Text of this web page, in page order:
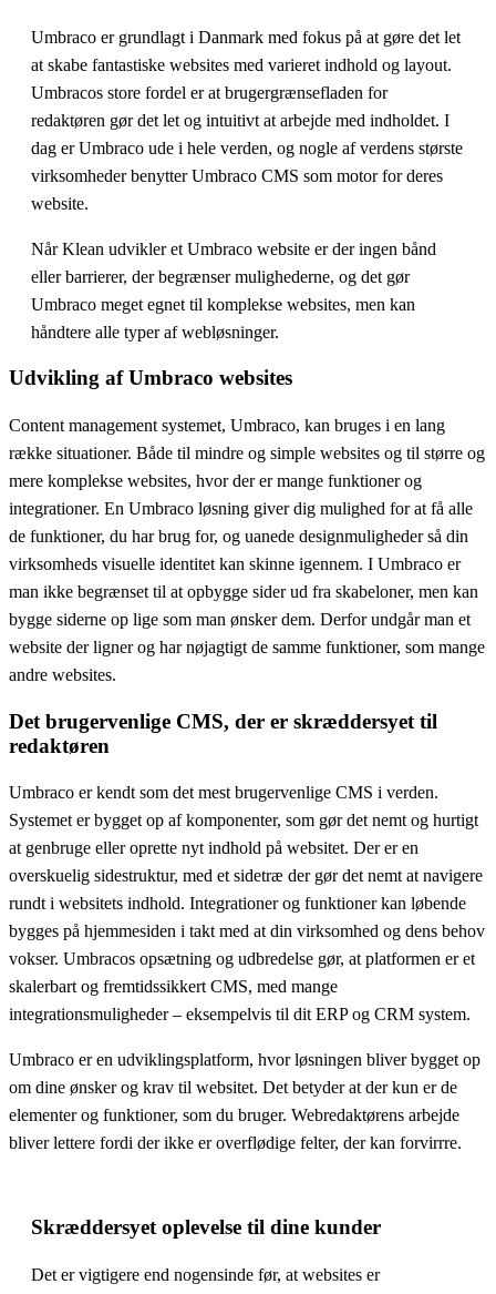
Umbraco er grundlagt i Danmark med fokus på at gøre det let
at skabe fantastiske websites med varieret indhold og layout.
Umbracos store fordel er at brugergrænsefladen for
redaktøren gør det let og intuitivt at arbejde med indholdet. I
dag er Umbraco ude i hele verden, og nogle af verdens største
virksomheder benytter Umbraco CMS som motor for deres
website.
Når Klean udvikler et Umbraco website er der ingen bånd
eller barrierer, der begrænser mulighederne, og det gør
Umbraco meget egnet til komplekse websites, men kan
håndtere alle typer af webløsninger.
Udvikling af Umbraco websites
Content management systemet, Umbraco, kan bruges i en lang
række situationer. Både til mindre og simple websites og til større og
mere komplekse websites, hvor der er mange funktioner og
integrationer. En Umbraco løsning giver dig mulighed for at få alle
de funktioner, du har brug for, og uanede designmuligheder så din
virksomheds visuelle identitet kan skinne igennem. I Umbraco er
man ikke begrænset til at opbygge sider ud fra skabeloner, men kan
bygge siderne op lige som man ønsker dem. Derfor undgår man et
website der ligner og har nøjagtigt de samme funktioner, som mange
andre websites.
Det brugervenlige CMS, der er skræddersyet til
redaktøren
Umbraco er kendt som det mest brugervenlige CMS i verden.
Systemet er bygget op af komponenter, som gør det nemt og hurtigt
at genbruge eller oprette nyt indhold på websitet. Der er en
overskuelig sidestruktur, med et sidetræ der gør det nemt at navigere
rundt i websitets indhold. Integrationer og funktioner kan løbende
bygges på hjemmesiden i takt med at din virksomhed og dens behov
vokser. Umbracos opsætning og udbredelse gør, at platformen er et
skalerbart og fremtidssikkert CMS, med mange
integrationsmuligheder – eksempelvis til dit ERP og CRM system.
Umbraco er en udviklingsplatform, hvor løsningen bliver bygget op
om dine ønsker og krav til websitet. Det betyder at der kun er de
elementer og funktioner, som du bruger. Webredaktørens arbejde
bliver lettere fordi der ikke er overflødige felter, der kan forvirrre.
Skræddersyet oplevelse til dine kunder
Det er vigtigere end nogensinde før, at websites er